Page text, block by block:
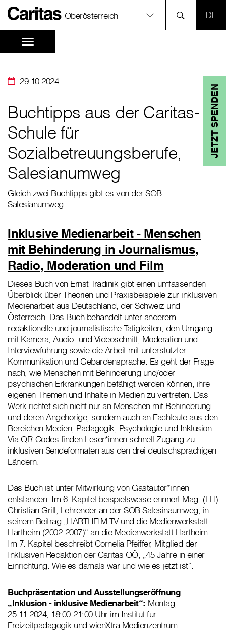
Oberösterreich
JETZT SPENDEN
29.10.2024
Buchtipps aus der Caritas-
Schule für
Sozialbetreuungsberufe,
Salesianumweg
Gleich zwei Buchtipps gibt es von der SOB
Salesianumweg.
Inklusive Medienarbeit - Menschen
mit Behinderung in Journalismus,
Radio, Moderation und Film
Dieses Buch von Ernst Tradinik gibt einen umfassenden
Überblick über Theorien und Praxisbeispiele zur inklusiven
Medienarbeit aus Deutschland, der Schweiz und
Österreich. Das Buch behandelt unter anderem
redaktionelle und journalistische Tätigkeiten, den Umgang
mit Kamera, Audio- und Videoschnitt, Moderation und
Interviewführung sowie die Arbeit mit unterstützter
Kommunikation und Gebärdensprache. Es geht der Frage
nach, wie Menschen mit Behinderung und/oder
psychischen Erkrankungen befähigt werden können, ihre
eigenen Themen und Inhalte in Medien zu vertreten. Das
Werk richtet sich nicht nur an Menschen mit Behinderung
und deren Angehörige, sondern auch an Fachleute aus den
Bereichen Medien, Pädagogik, Psychologie und Inklusion.
Via QR-Codes finden Leser*innen schnell Zugang zu
inklusiven Sendeformaten aus den drei deutschsprachigen
Ländern.
Das Buch ist unter Mitwirkung von Gastautor*innen
entstanden. Im 6. Kapitel beispielsweise erinnert Mag. (FH)
Christian Grill, Lehrender an der SOB Salesinaumweg, in
seinem Beitrag „HARTHEIM TV und die Medienwerkstatt
Hartheim (2002-2007)“ an die Medienwerkstatt Hartheim.
Im 7. Kapitel beschreibt Cornelia Pfeiffer, Mitglied der
Inklusiven Redaktion der Caritas OÖ, „45 Jahre in einer
Einrichtung: Wie es damals war und wie es jetzt ist“.
Buchpräsentation und Ausstellungseröffnung
„Inklusion - inklusive Medienarbeit“: Montag,
25.11.2024, 18:00-21:00 Uhr im Institut für
Freizeitpädagogik und wienXtra Medienzentrum